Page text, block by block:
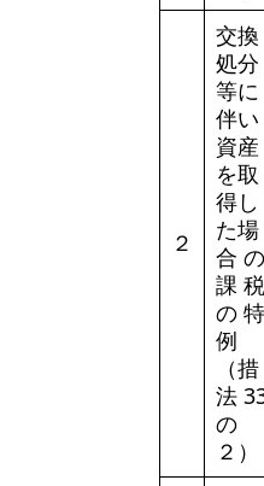
２
交換
処分
等に
伴い
資産
を取
得し
た場
合 の
課 税
の 特
例
（措
法
の
２）